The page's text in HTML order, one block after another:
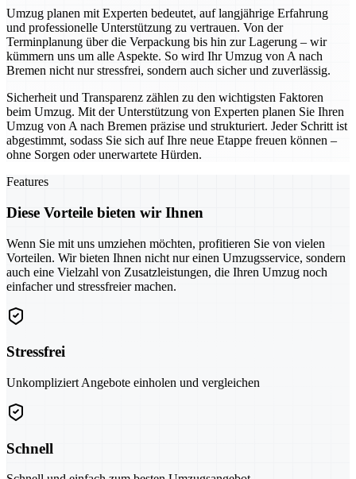
Umzug planen mit Experten bedeutet, auf langjährige Erfahrung
und professionelle Unterstützung zu vertrauen. Von der
Terminplanung über die Verpackung bis hin zur Lagerung – wir
kümmern uns um alle Aspekte. So wird Ihr Umzug von A nach
Bremen nicht nur stressfrei, sondern auch sicher und zuverlässig.
Sicherheit und Transparenz zählen zu den wichtigsten Faktoren
beim Umzug. Mit der Unterstützung von Experten planen Sie Ihren
Umzug von A nach Bremen präzise und strukturiert. Jeder Schritt ist
abgestimmt, sodass Sie sich auf Ihre neue Etappe freuen können –
ohne Sorgen oder unerwartete Hürden.
Features
Diese Vorteile bieten wir Ihnen
Wenn Sie mit uns umziehen möchten, profitieren Sie von vielen
Vorteilen. Wir bieten Ihnen nicht nur einen Umzugsservice, sondern
auch eine Vielzahl von Zusatzleistungen, die Ihren Umzug noch
einfacher und stressfreier machen.
Stressfrei
Unkompliziert Angebote einholen und vergleichen
Schnell